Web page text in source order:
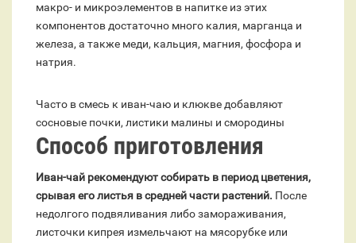
макро- и микроэлементов в напитке из этих
компонентов достаточно много калия, марганца и
железа, а также меди, кальция, магния, фосфора и
натрия.
Часто в смесь к иван-чаю и клюкве добавляют
сосновые почки, листики малины и смородины
Способ приготовления
Иван-чай рекомендуют собирать в период цветения,
срывая его листья в средней части растений. После
недолгого подвяливания либо замораживания,
листочки кипрея измельчают на мясорубке или